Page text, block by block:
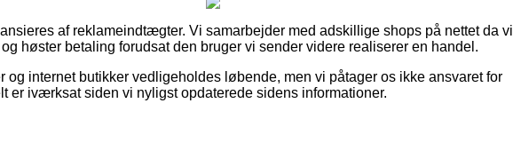
af reklameindtægter. Vi samarbejder med adskillige shops på nettet da vi
høster betaling forudsat den bruger vi sender videre realiserer en handel.
og internet butikker vedligeholdes løbende, men vi påtager os ikke ansvaret for
er iværksat siden vi nyligst opdaterede sidens informationer.